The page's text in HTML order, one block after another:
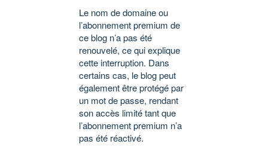
Le nom de domaine ou
l’abonnement premium de
ce blog n’a pas été
renouvelé, ce qui explique
cette interruption. Dans
certains cas, le blog peut
également être protégé par
un mot de passe, rendant
son accès limité tant que
l’abonnement premium n’a
pas été réactivé.